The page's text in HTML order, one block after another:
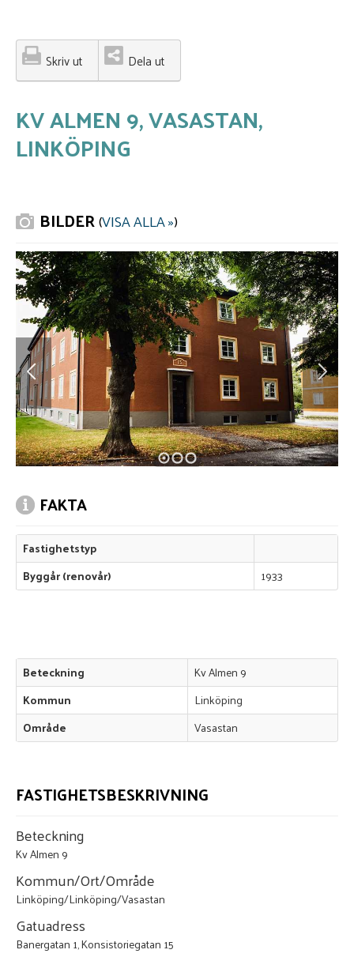
Skriv ut Dela ut
KV ALMEN 9, VASASTAN,
LINKÖPING
BILDER(VISA ALLA »)
FAKTA
Fastighetstyp
Byggår (renovår)
1933
Beteckning
Kv Almen 9
Kommun
Linköping
Område
Vasastan
FASTIGHETSBESKRIVNING
Beteckning
Kv Almen 9
Kommun/Ort/Område
Linköping/Linköping/Vasastan
Gatuadress
Banergatan 1, Konsistoriegatan 15